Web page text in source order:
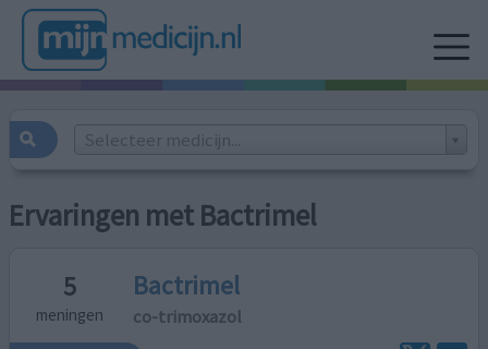
Selecteer medicijn...
Ervaringen met Bactrimel
5
meningen
Bactrimel
co-trimoxazol